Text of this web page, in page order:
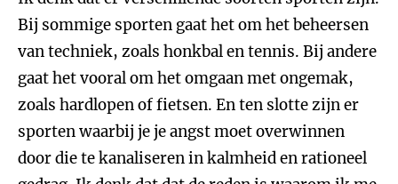
Bij sommige sporten gaat het om het beheersen
van techniek, zoals honkbal en tennis. Bij andere
gaat het vooral om het omgaan met ongemak,
zoals hardlopen of fietsen. En ten slotte zijn er
sporten waarbij je je angst moet overwinnen
door die te kanaliseren in kalmheid en rationeel